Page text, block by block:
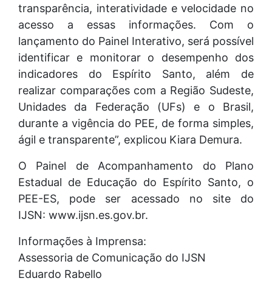
transparência, interatividade e velocidade no
acesso a essas informações. Com o
lançamento do Painel Interativo, será possível
identificar e monitorar o desempenho dos
indicadores do Espírito Santo, além de
realizar comparações com a Região Sudeste,
Unidades da Federação (UFs) e o Brasil,
durante a vigência do PEE, de forma simples,
ágil e transparente”, explicou Kiara Demura.
O Painel de Acompanhamento do Plano
Estadual de Educação do Espírito Santo, o
PEE-ES, pode ser acessado no site do
IJSN: www.ijsn.es.gov.br.
Informações à Imprensa:
Assessoria de Comunicação do IJSN
Eduardo Rabello